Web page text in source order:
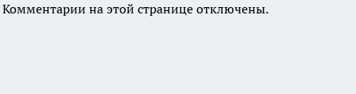
Комментарии на этой странице отключены.